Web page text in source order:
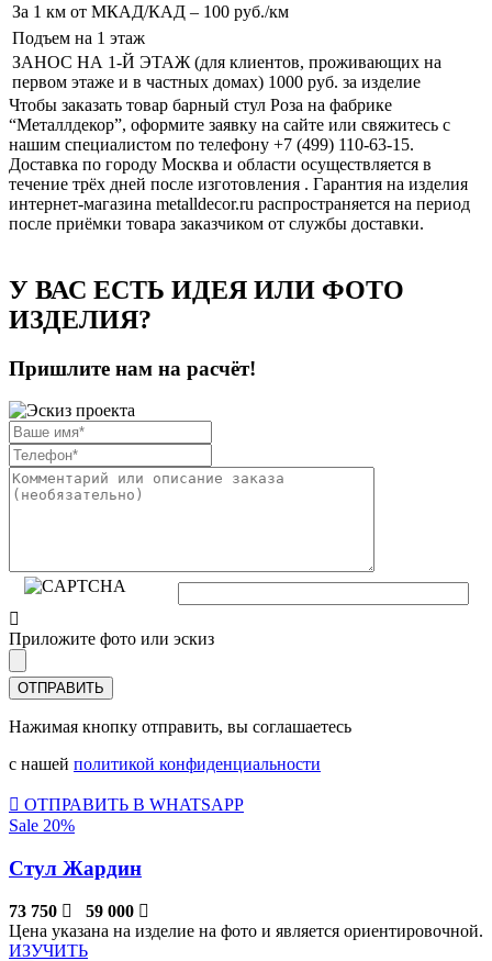
За 1 км от МКАД/КАД – 100 руб./км
Подъем на 1 этаж
ЗАНОС НА 1-Й ЭТАЖ (для клиентов, проживающих на
первом этаже и в частных домах) 1000 руб. за изделие
Чтобы заказать товар барный стул Роза на фабрике
“Металлдекор”, оформите заявку на сайте или свяжитесь с
нашим специалистом по телефону +7 (499) 110-63-15.
Доставка по городу Москва и области осуществляется в
течение трёх дней после изготовления . Гарантия на изделия
интернет-магазина metalldecor.ru распространяется на период
после приёмки товара заказчиком от службы доставки.
У ВАС ЕСТЬ ИДЕЯ ИЛИ ФОТО
ИЗДЕЛИЯ?
Пришлите нам на расчёт!
Приложите фото или эскиз
Нажимая кнопку отправить, вы соглашаетесь
с нашей политикой конфиденциальности
ОТПРАВИТЬ В WHATSAPP
Sale 20%
Стул Жардин
73 750
59 000
Цена указана на изделие на фото и является ориентировочной.
ИЗУЧИТЬ